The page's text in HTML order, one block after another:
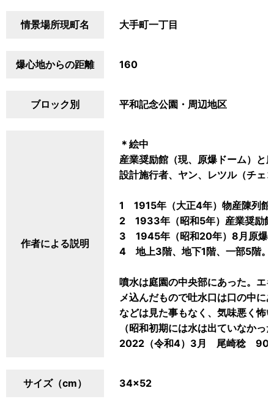
情景場所現町名 大手町一丁目
爆心地からの距離 160
ブロック別 平和記念公園・周辺地区
作者による説明
＊絵中
産業奨励館（現、原爆ドーム）と
設計施行者、ヤン、レツル（チェ
1 1915年（大正4年）物産陳列館
2 1933年（昭和5年）産業奨励
3 1945年（昭和20年）8月原爆
4 地上3階、地下1階、一部5階。
噴水は庭園の中央部にあった。エ
メ込んだもので吐水口は口の中に
などは見た事もなく、気味悪く怖
（昭和初期には水は出ていなかっ
2022（令和4）3月 尾崎稔 90
サイズ（cm） 34×52